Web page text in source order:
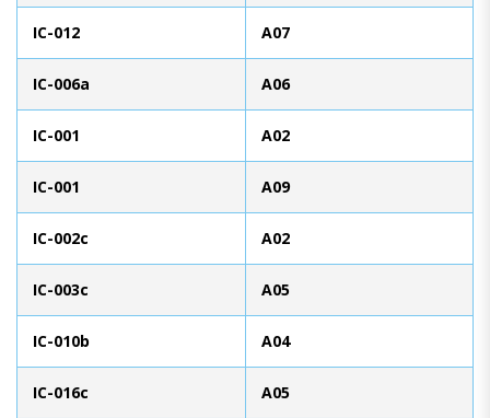
IC-012 A07
IC-006a A06
IC-001 A02
IC-001 A09
IC-002c A02
IC-003c A05
IC-010b A04
IC-016c A05